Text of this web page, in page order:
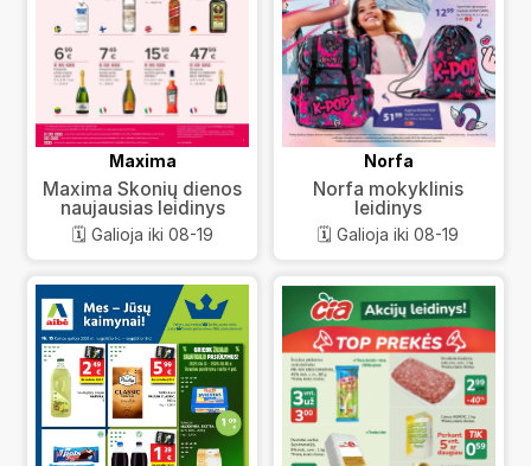
Maxima
Maxima Skonių dienos
naujausias leidinys
🗓️ Galioja iki 08-19
Norfa
Norfa mokyklinis
leidinys
🗓️ Galioja iki 08-19